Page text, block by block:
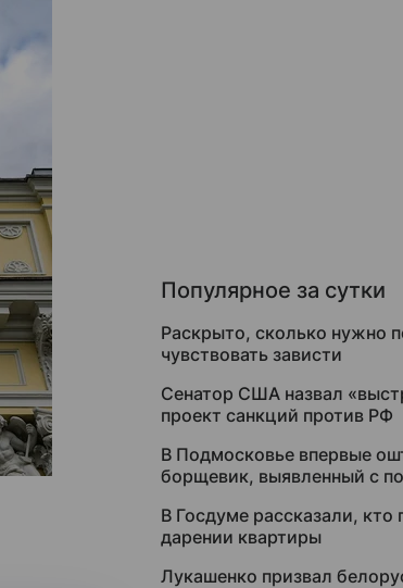
Популярное за сутки
Раскрыто, сколько нужно
чувствовать зависти
Сенатор США назвал
проект санкций против РФ
В Подмосковье впервые
борщевик, выявленный с
В Госдуме рассказали, кто
дарении квартиры
Лукашенко призвал